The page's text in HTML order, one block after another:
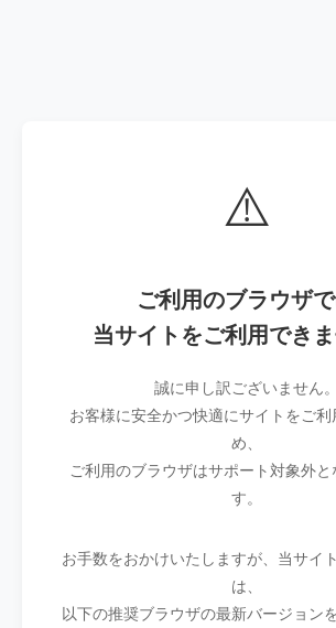
⚠️
ご利用のブラウザ
当サイトをご利用できま
誠に申し訳ございません。
お客様に安全かつ快適にサイトをご利
め、
ご利用のブラウザはサポート対象外と
す。
お手数をおかけいたしますが、当サイ
は、
以下の推奨ブラウザの最新バージョン